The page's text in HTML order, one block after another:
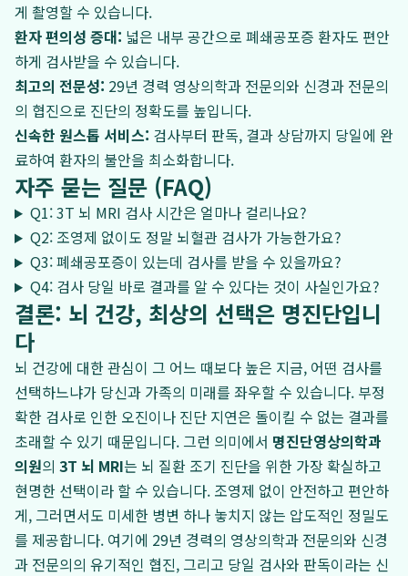
게 촬영할 수 있습니다.
환자 편의성 증대: 넓은 내부 공간으로 폐쇄공포증 환자도 편안
하게 검사받을 수 있습니다.
최고의 전문성: 29년 경력 영상의학과 전문의와 신경과 전문의
의 협진으로 진단의 정확도를 높입니다.
신속한 원스톱 서비스: 검사부터 판독, 결과 상담까지 당일에 완
료하여 환자의 불안을 최소화합니다.
자주 묻는 질문 (FAQ)
Q1: 3T 뇌 MRI 검사 시간은 얼마나 걸리나요?
Q2: 조영제 없이도 정말 뇌혈관 검사가 가능한가요?
Q3: 폐쇄공포증이 있는데 검사를 받을 수 있을까요?
Q4: 검사 당일 바로 결과를 알 수 있다는 것이 사실인가요?
결론: 뇌 건강, 최상의 선택은 명진단입니
다
뇌 건강에 대한 관심이 그 어느 때보다 높은 지금, 어떤 검사를
선택하느냐가 당신과 가족의 미래를 좌우할 수 있습니다. 부정
확한 검사로 인한 오진이나 진단 지연은 돌이킬 수 없는 결과를
초래할 수 있기 때문입니다. 그런 의미에서 명진단영상의학과
의원의 3T 뇌 MRI는 뇌 질환 조기 진단을 위한 가장 확실하고
현명한 선택이라 할 수 있습니다. 조영제 없이 안전하고 편안하
게, 그러면서도 미세한 병변 하나 놓치지 않는 압도적인 정밀도
를 제공합니다. 여기에 29년 경력의 영상의학과 전문의와 신경
과 전문의의 유기적인 협진, 그리고 당일 검사와 판독이라는 신